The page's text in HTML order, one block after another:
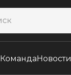
КомандаНовости